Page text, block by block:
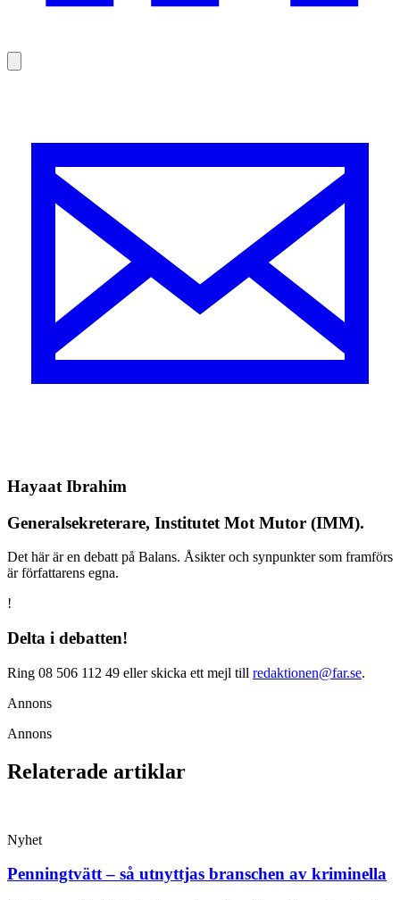
Hayaat Ibrahim
Generalsekreterare, Institutet Mot Mutor (IMM).
Det här är en debatt på Balans. Åsikter och synpunkter som framförs
är författarens egna.
!
Delta i debatten!
Ring 08 506 112 49 eller skicka ett mejl till redaktionen@far.se.
Annons
Annons
Relaterade artiklar
Nyhet
Penningtvätt – så utnyttjas branschen av kriminella